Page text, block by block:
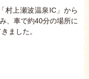
村上瀬波温泉IC」から
、車で約40分の場所に
ました。